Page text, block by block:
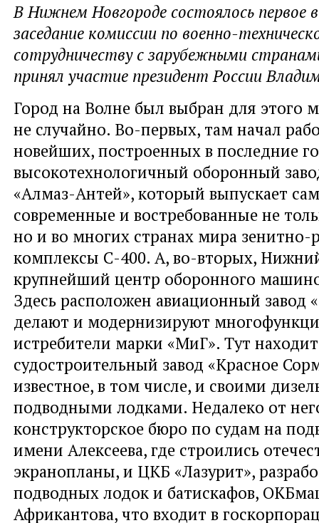
В Нижнем Новгороде состоялось первое
заседание комиссии по военно-
сотрудничеству с зарубежными
принял участие президент России
Город на Волне был выбран для этого
не случайно. Во-первых, там начал
новейших, построенных в последние
высокотехнологичный оборонный
«Алмаз-Антей», который выпускает
современные и востребованные не
но и во многих странах мира зенитно-
комплексы С-400. А, во-вторых,
крупнейший центр оборонного
Здесь расположен авиационный завод
делают и модернизируют
истребители марки «МиГ». Тут
судостроительный завод «Красное
известное, в том числе, и своими
подводными лодками. Недалеко от
конструкторское бюро по судам на
имени Алексеева, где строились
экранопланы, и ЦКБ «Лазурит»,
подводных лодок и батискафов,
Африкантова, что входит в